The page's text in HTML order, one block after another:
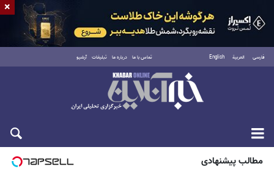
فارسی العربية English تماس با ما درباره ما تبلیغات آرشیو
جمعه ۱۶ مرداد ۱۴۰۵
مطالب پیشنهادی
×